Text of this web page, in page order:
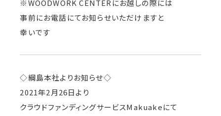
※WOODWORK CENTERにお越しの際には
事前にお電話にてお知らせいただけますと
幸いです
◇綱島本社よりお知らせ◇
2021年2月26日より
クラウドファンディングサービスMakuakeにて